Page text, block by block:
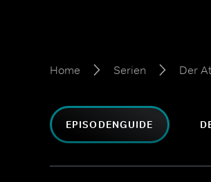
Home Serien Der
EPISODENGUIDE